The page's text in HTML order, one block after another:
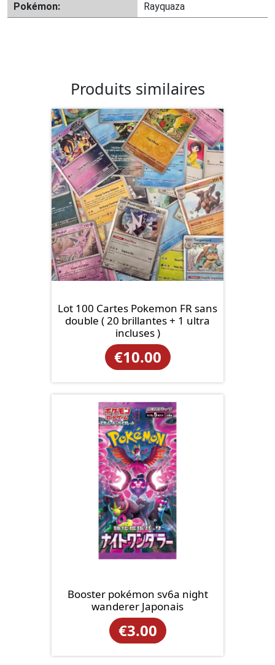
Pokémon:
Rayquaza
Produits similaires
Lot 100 Cartes Pokemon FR sans
double ( 20 brillantes + 1 ultra
incluses )
€10.00
Booster pokémon sv6a night
wanderer Japonais
€3.00